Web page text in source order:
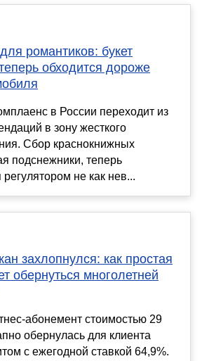
романтиков: букет
обходится дороже
в России переходит из
в зону жесткого
Сбор краснокнижных
подснежники, теперь
не как нев...
захлопнулся: как простая
обернуться многолетней
абонемент стоимостью 29
обернулась для клиента
с ежегодной ставкой 64,9%.